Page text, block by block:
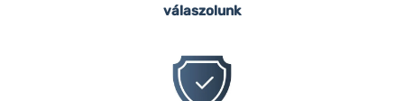
válaszolunk